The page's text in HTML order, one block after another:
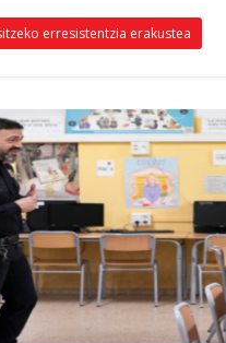
erresistentzia erakustea